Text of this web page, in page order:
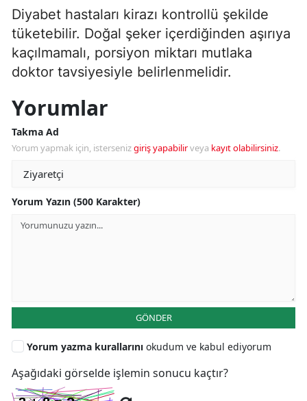
Diyabet hastaları kirazı kontrollü şekilde
tüketebilir. Doğal şeker içerdiğinden aşırıya
kaçılmamalı, porsiyon miktarı mutlaka
doktor tavsiyesiyle belirlenmelidir.
Yorumlar
Takma Ad
Yorum yapmak için, istersenizgiriş yapabilirveya kayıt olabilirsiniz.
Yorum Yazın (500 Karakter)
GÖNDER
Yorum yazma kurallarını okudum ve kabul ediyorum
Aşağıdaki görselde işlemin sonucu kaçtır?